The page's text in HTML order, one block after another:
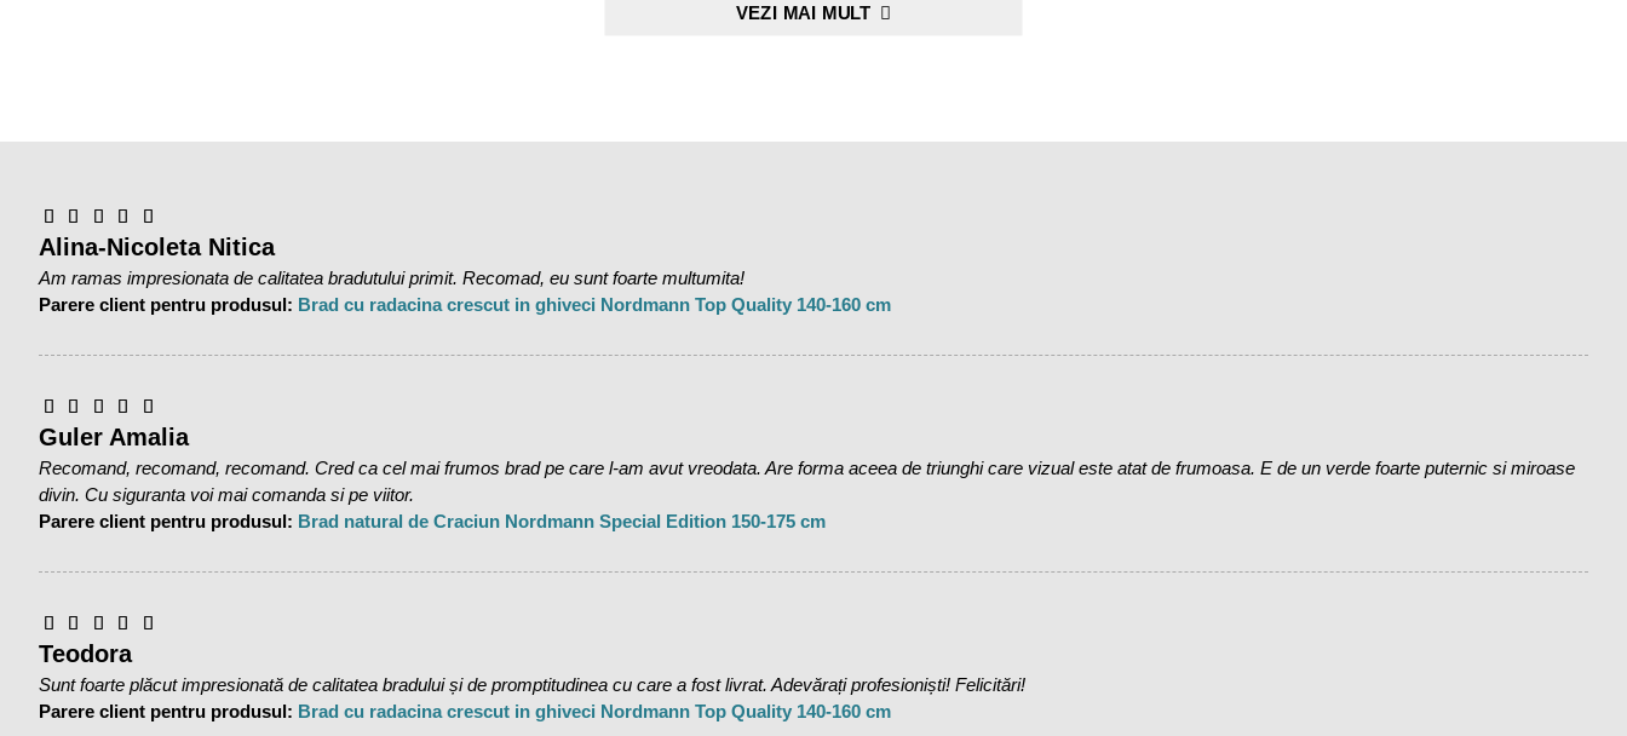
VEZI MAI MULT
Alina-Nicoleta Nitica
Am ramas impresionata de calitatea bradutului primit. Recomad, eu sunt foarte multumita!
Parere client pentru produsul: Brad cu radacina crescut in ghiveci Nordmann Top Quality 140-160 cm
Guler Amalia
Recomand, recomand, recomand. Cred ca cel mai frumos brad pe care l-am avut vreodata. Are forma aceea de triunghi care vizual este atat de frumoasa. E de un verde foarte puternic si miroase
divin. Cu siguranta voi mai comanda si pe viitor.
Parere client pentru produsul: Brad natural de Craciun Nordmann Special Edition 150-175 cm
Teodora
Sunt foarte plăcut impresionată de calitatea bradului și de promptitudinea cu care a fost livrat. Adevărați profesioniști! Felicitări!
Parere client pentru produsul: Brad cu radacina crescut in ghiveci Nordmann Top Quality 140-160 cm